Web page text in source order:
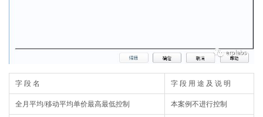
字 段 名 字 段 用 途 及 说 明
全月平均/移动平均单价最高最低控制 本案例不进行控制